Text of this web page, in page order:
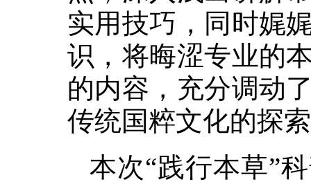
实用技巧，同时娓
识，将晦涩专业的
的内容，充分调动
传统国粹文化的探
本次“践行本草”